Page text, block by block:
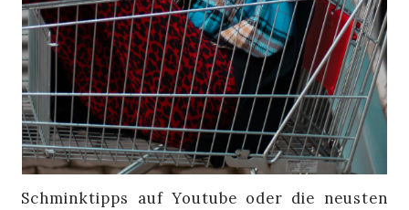
Schminktipps auf Youtube oder die neusten